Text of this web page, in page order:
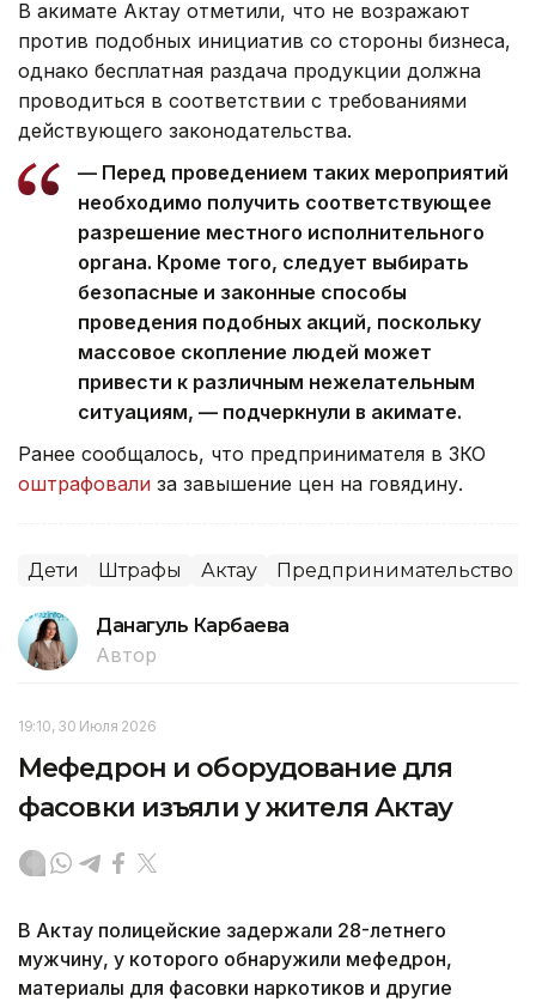
В акимате Актау отметили, что не возражают
против подобных инициатив со стороны бизнеса,
однако бесплатная раздача продукции должна
проводиться в соответствии с требованиями
действующего законодательства.
— Перед проведением таких мероприятий
необходимо получить соответствующее
разрешение местного исполнительного
органа. Кроме того, следует выбирать
безопасные и законные способы
проведения подобных акций, поскольку
массовое скопление людей может
привести к различным нежелательным
ситуациям, — подчеркнули в акимате.
Ранее сообщалось, что предпринимателя в ЗКО
оштрафовали за завышение цен на говядину.
Дети Штрафы Актау Предпринимательство и
Данагуль Карбаева
Автор
19:10, 30 Июля 2026
Мефедрон и оборудование для
фасовки изъяли у жителя Актау
В Актау полицейские задержали 28-летнего
мужчину, у которого обнаружили мефедрон,
материалы для фасовки наркотиков и другие